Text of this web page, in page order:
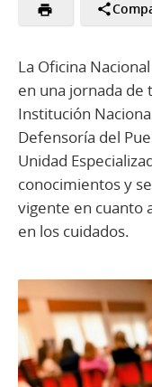
La Oficina
en una jornada de
Institución
Defensoría del
Unidad
conocimientos y
vigente en cuanto
en los cuidados.